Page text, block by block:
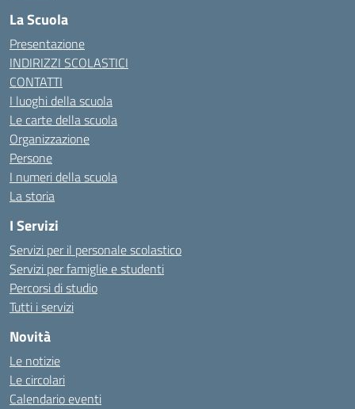
La Scuola
Presentazione
INDIRIZZI SCOLASTICI
CONTATTI
I luoghi della scuola
Le carte della scuola
Organizzazione
Persone
I numeri della scuola
La storia
I Servizi
Servizi per il personale scolastico
Servizi per famiglie e studenti
Percorsi di studio
Tutti i servizi
Novità
Le notizie
Le circolari
Calendario eventi